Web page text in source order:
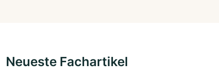
Neueste Fachartikel